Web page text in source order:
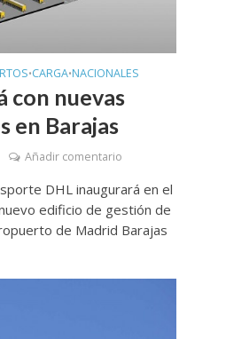
•CARGA•NACIONALES
con nuevas
en Barajas
Añadir comentario
DHL inaugurará en el
edificio de gestión de
de Madrid Barajas